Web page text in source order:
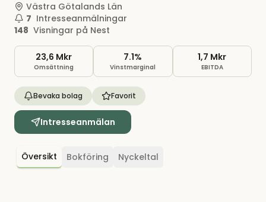
Västra Götalands Län
7 Intresseanmälningar
148 Visningar på Nest
23,6 Mkr
Omsättning
7.1%
Vinstmarginal
1,7 Mkr
EBITDA
Bevaka bolag Favorit
Intresseanmälan
Översikt Bokföring Nyckeltal